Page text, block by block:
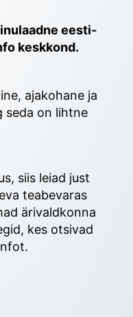
eesti-
keskkond.
ajakohane ja
seda on lihtne
siis leiad just
teabevaras
ärivaldkonna
kes otsivad